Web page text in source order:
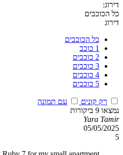
דירוג:
כל הכוכבים
דירוג
כל הכוכבים
1 כוכב
2 כוכבים
3 כוכבים
4 כוכבים
5 כוכבים
רק קונים
עם תמונה
נמצאו 9 ביקורות
Yara Tamir
05/05/2025
5